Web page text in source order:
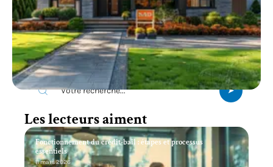
Recherche
Les lecteurs aiment
Fonctionnement du crédit-bail : étapes et processus
essentiels
11 mars 2026